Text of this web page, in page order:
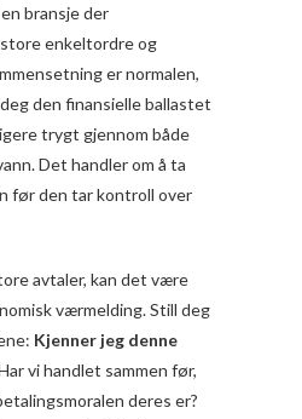
bransje der
enkeltordre og
er normalen,
den finansielle ballastet
trygt gjennom både
Det handler om å ta
før den tar kontroll over
avtaler, kan det være
værmelding. Still deg
Kjenner jeg denne
vi handlet sammen før,
deres er?